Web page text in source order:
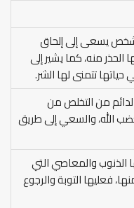
يسعى إلى إلحاق
الحذر منه، كما يشير إلى
تتمنى لها الشر.
من التخلص من
الله، والسعي إلى طريق
الذنوب والمعاصي التي
فعليها التوبة والرجوع